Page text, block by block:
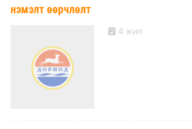
нэмэлт өөрчлөлт
4 жил